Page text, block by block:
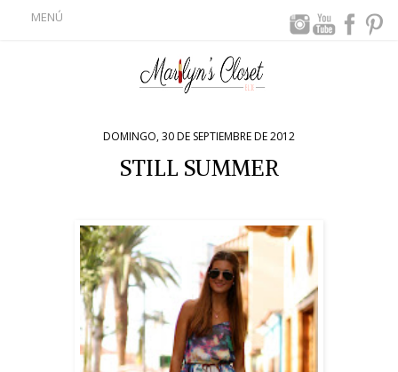
MENÚ
DOMINGO, 30 DE SEPTIEMBRE DE 2012
STILL SUMMER